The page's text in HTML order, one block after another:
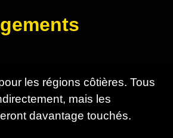
les régions côtières. Tous
mais les
davantage touchés.